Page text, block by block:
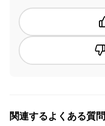
関連するよくある質問